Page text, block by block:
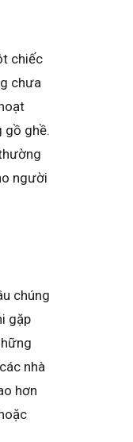
chiếc
chưa
gồ ghề.
người
chúng
gặp
nhà
hơn